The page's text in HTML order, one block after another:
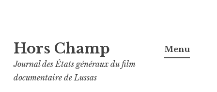
au
contenu
principal
Hors Champ
Journal des États généraux du film
documentaire de Lussas
Menu